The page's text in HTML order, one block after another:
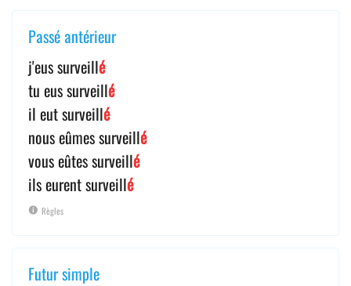
Passé antérieur
j'eus surveillé
tu eus surveillé
il eut surveillé
nous eûmes surveillé
vous eûtes surveillé
ils eurent surveillé
Règles
Futur simple